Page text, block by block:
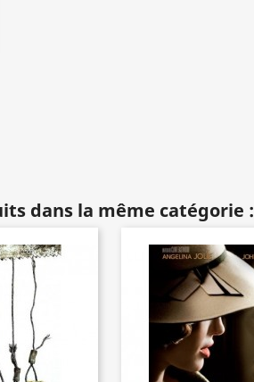
dans la même catégorie :